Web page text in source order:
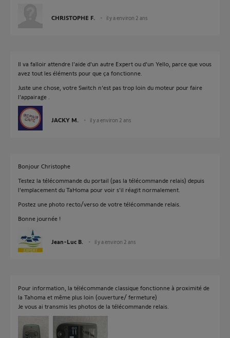
CHRISTOPHE F. il y a environ 2 ans
Il va falloir attendre l'aide d'un autre Expert ou d'un Yello, parce que vous
avez tout les éléments pour que ça fonctionne.
Juste une chose, votre Switch n'est pas trop loin du moteur pour faire
l'appairage .
JACKY M. il y a environ 2 ans
Bonjour Christophe
Testez la télécommande du portail (pas la télécommande relais) depuis
l'emplacement du TaHoma pour voir s'il réagit normalement.
Postez une photo recto/verso de votre télécommande relais.
Bonne journée !
Jean-Luc B. il y a environ 2 ans
Pour information, la télécommande classique fonctionne à proximité de
la Tahoma et même plus loin (ouverture/ fermeture)
Je vous ai transmis les photos de la télécommande relais.